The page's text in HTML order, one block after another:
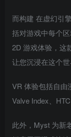
而构建 在虚幻引
括对游戏中每个
2D 游戏体验，这
让您沉浸在这个世
VR 体验包括自由
Valve Index、
此外，Myst 为新